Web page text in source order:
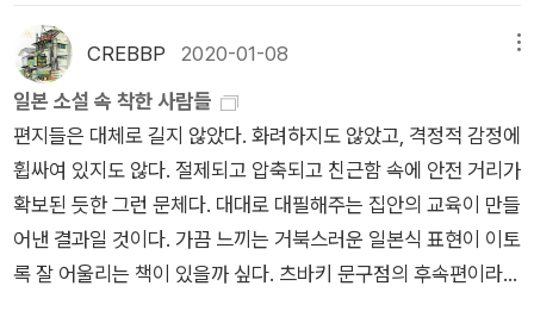
도 이번주에는 확진자가 거의 4천명 전후입니다. 중환자실의 병
상 남은 수가 많지 않고, 재택치료 외에도 대기환자가 적지 않아
요. 하루에 적지 않은 확진자가 생기니까 그런 것 같습니다. 백신
패스의 기간도 생각보다 길지는 않을 것 같고, 추가접종을 할 기
간도 예상보다는 빨리 돌아옵니다. 올해 초에 접종한 얀센 백신
접종자나 60세 이상의 경우에는 조금 더 빨리 추가접종 하게 될
것 같고, 일찍 접종한 분들은 추가접종 예약을 하기 시작했습니
다. 아마도 12월에 접종하게 될 것 같은데, 그 전에 얼마나 확진자
싶어질지도 모른다. 작가 글의 특징 중 하나는 정말 잘 어울리는
음식이야기다. 자, 이제 요리 이야기를 해 볼까? 가 아니라 자연
스럽게 이젠 뭔가 먹을때인 듯 어울어진다. 반짝반짝공화국은 츠
바키문구점의 뒷이야기이다. 주인공이 아이 하나 있는 이혼남과
결혼해 가정을 이루고, 조용히 천천히 소박하게 살아가는 이야기.
작가의 에세이집을 읽으니, 소설 속 삶의 모습이나 소설 속 인물
과 닮았다. 매미소리에 귀 기울이고, 자연이 주는 풍요로움을 감
사하고 인간의 실수들에 안타까워 하고 미안해 하는, 소박하지만
을 사다 심어 조금씩 싹을 틔우고 꽃을 피우는 정경을 그렸다. 히
아신스 향을 제대로 맡아본 기억이 없는데 저자는 꽃은 좋아하나
향은 아니었다고 표현했다. 그러면서 하는 말이 인공 방향제를 가
리켜 향이 아니라 악취라고 표현했다. 나도 한때 인공적인 향이
좋아 빨래를 할 때도 섬유유연제를 꼭 사용했고 향수도 매일 뿌렸
던 때가 있었다. 지금은 기분이 아주 우울할 때만 뿌리곤 하는데
인공적인 향보다 더 좋은 게 자연의 냄새라는 걸 알았기 때문이
다. 햇볕에 바짝 말린 햇볕 냄새를 아는지. 그것처럼 청량한 향이
없다. 작가는 유리네로 뇨키를 만든다. 삶은 유리네를 바싹 구워
CREBBP 2020-01-08
일본 소설 속 착한 사람들
편지들은 대체로 길지 않았다. 화려하지도 않았고, 격정적 감정에
휩싸여 있지도 않다. 절제되고 압축되고 친근함 속에 안전 거리가
확보된 듯한 그런 문체다. 대대로 대필해주는 집안의 교육이 만들
어낸 결과일 것이다. 가끔 느끼는 거북스러운 일본식 표현이 이토
록 잘 어울리는 책이 있을까 싶다. 츠바키 문구점의 후속편이라고